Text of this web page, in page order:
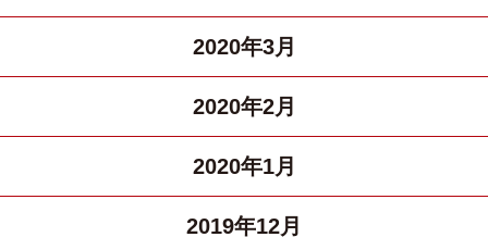
2020年3月
2020年2月
2020年1月
2019年12月